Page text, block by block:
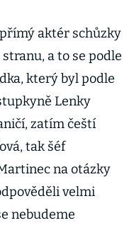
aktér schůzky
a to se podle
který byl podle
Lenky
zatím čeští
tak šéf
na otázky
velmi
nebudeme